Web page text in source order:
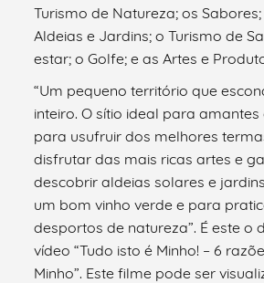
Turismo de Natureza; os Sabores;
Aldeias e Jardins; o Turismo de
estar; o Golfe; e as Artes e
“Um pequeno território que
inteiro. O sítio ideal para amantes
para usufruir dos melhores
disfrutar das mais ricas artes e
descobrir aldeias solares e
um bom vinho verde e para
desportos de natureza”. É este o
vídeo “Tudo isto é Minho! – 6
Minho”. Este filme pode ser